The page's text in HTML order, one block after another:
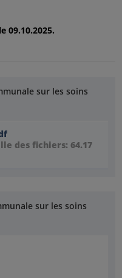
09.10.2025.
sur les soins
des fichiers: 64.17
sur les soins